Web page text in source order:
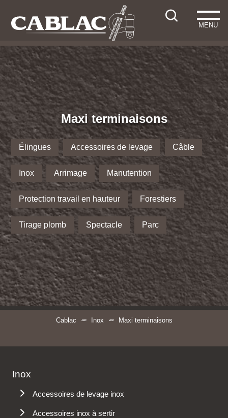
MENU
Maxi terminaisons
Élingues Accessoires de levage Câble
Inox Arrimage Manutention
Protection travail en hauteur Forestiers
Tirage plomb Spectacle Parc
Cablac Inox Maxi terminaisons
Inox
Accessoires de levage inox
Accessoires pour élingues inox
Accessoires inox à sertir